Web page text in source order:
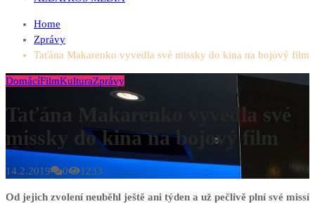
Home
Zprávy
Taťána Makarenko vyvedla své missky do kina na bojový film
DomácíFilmKulturaZprávy
Taťána Makarenko vyvedla své
missky do kina na bojový film
14.2.2019 0 1233
Od jejich zvolení neuběhl ještě ani týden a už pečlivě plní své missí